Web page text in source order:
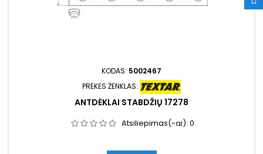
KODAS: 5002467
PREKĖS ŽENKLAS:
ANTDĖKLAI STABDŽIŲ 17278
Atsiliepimas(-ai): 0